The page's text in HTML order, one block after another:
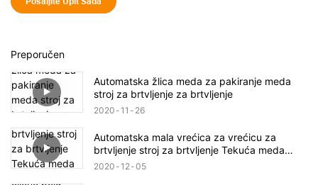
Preporučen
Automatska žlica meda za pakiranje meda
stroj za brtvljenje za brtvljenje
2020 11 26
Automatska mala vrećica za vrećicu za
brtvljenje stroj za brtvljenje Tekuća meda
meda šećerni prah pakiranje stroj
2020 12 05